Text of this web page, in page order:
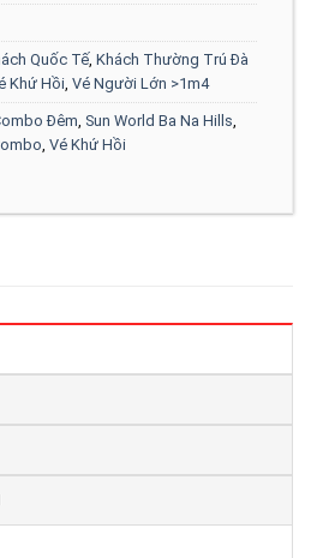
Quốc Tế, Khách Thường Trú Đà
Khứ Hồi Vé Người Lớn >1m4
Đêm Sun World Ba Na Hills
Vé Khứ Hồi